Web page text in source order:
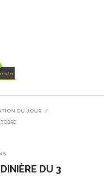
DU JOUR /
DU 3